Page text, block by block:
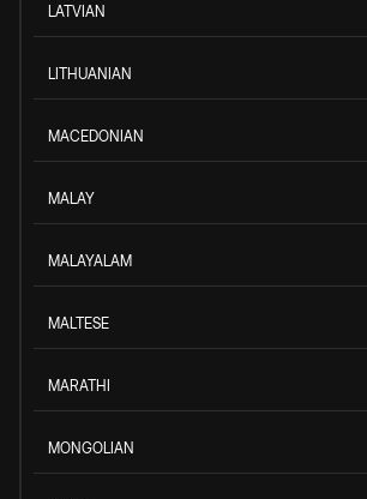
LATVIAN
LITHUANIAN
MACEDONIAN
MALAY
MALAYALAM
MALTESE
MARATHI
MONGOLIAN